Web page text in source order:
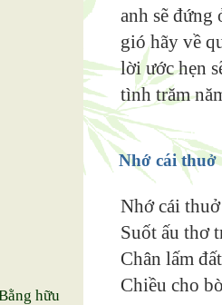
hữu
anh sẽ
gió hãy về
lời ước hẹn
tình trăm
Nhớ cái thuở
Nhớ cái
Suốt ấu thơ
Chân lấm
Chiều cho